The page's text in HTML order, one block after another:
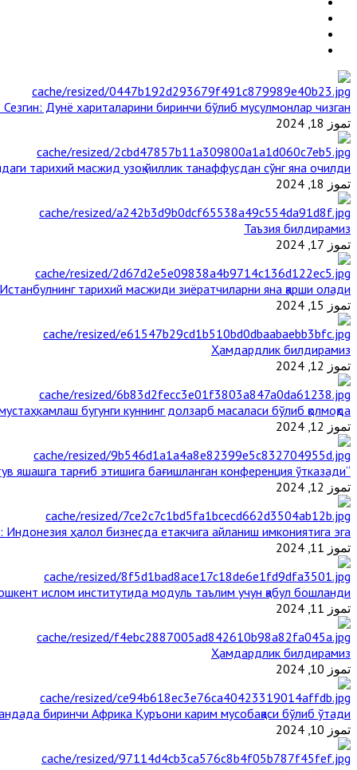
Дунё хариталарини биринчи бўлиб мусулмонлар чизган
تموز 18, 2024
тарихий масжид узоқ йиллик танаффусдан сўнг яна очилди
تموز 18, 2024
Таъзия билдирамиз
تموز 17, 2024
Истанбулнинг тарихий масжиди зиёратчиларни яна қарши олади
تموز 15, 2024
Ҳамдардлик билдирамиз
تموز 12, 2024
бугунги куннинг долзарб масаласи бўлиб қолмоқда
تموز 12, 2024
“Ал-Азҳар” Таиландда динларнинг тинч-тотув яшашга тарғиб этишига бағишланган конференция ўтказади
تموز 12, 2024
ҳалол бизнесда етакчига айланиш имкониятига эга
تموز 11, 2024
ислом институтида модуль таълим учун қабул бошланди
تموز 11, 2024
Ҳамдардлик билдирамиз
تموز 10, 2024
биринчи Aфрика Қуръони карим мусобақаси бўлиб ўтади
تموز 10, 2024